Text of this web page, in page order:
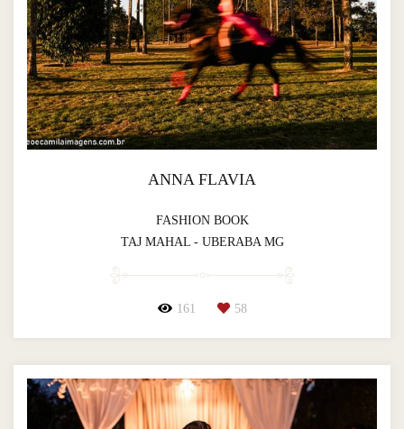
ANNA FLAVIA
FASHION BOOK
TAJ MAHAL - UBERABA MG
161 58